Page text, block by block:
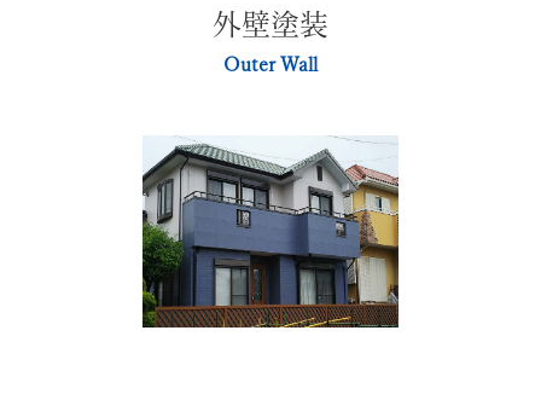
外壁塗装
Outer Wall